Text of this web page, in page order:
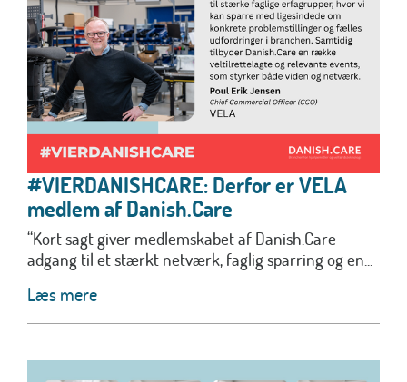
#VIERDANISHCARE: Derfor er VELA
medlem af Danish.Care
“Kort sagt giver medlemskabet af Danish.Care
adgang til et stærkt netværk, faglig sparring og en...
Læs mere